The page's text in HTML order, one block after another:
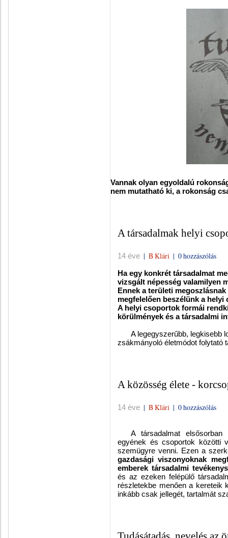
Vannak olyan egyoldalú
nem mutatható ki, a rokonság
A társadalmak helyi
14 éve | B Klári | 0 hozzászólás
Ha egy konkrét társadalmat
vizsgált népesség valamilyen
Ennek a területi
megfelelően beszélünk a
A helyi csoportok formái
körülmények és a társadalmi
A legegyszerűbb, legkisebb
zsákmányoló életmódot folytató
A közösség élete -
14 éve | B Klári | 0 hozzászólás
A társadalmat
egyének és csoportok közötti
szemügyre venni. Ezen a
gazdasági viszonyoknak
emberek társadalmi
és az ezeken felépülő
részletekbe menően a kereteik
inkább csak jellegét, tartalmát